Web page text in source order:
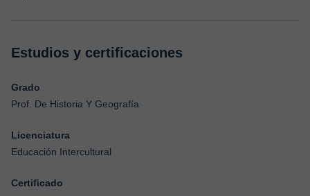
Estudios y certificaciones
Grado
Prof. De Historia Y Geografía
Licenciatura
Educación Intercultural
Certificado